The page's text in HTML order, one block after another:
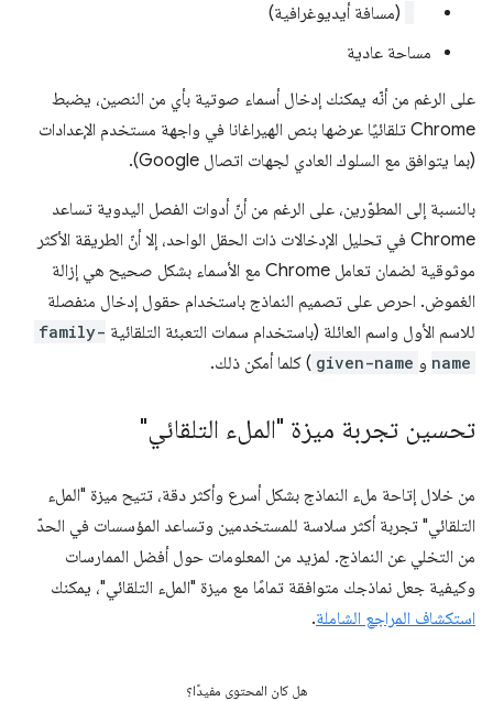
(مسافة أيديوغرافية)
مساحة عادية
على الرغم من أنّه يمكنك إدخال أسماء صوتية بأي من النصين، يضبط
Chrome تلقائيًا عرضها بنص الهيراغانا في واجهة مستخدم الإعدادات
(بما يتوافق مع السلوك العادي لجهات اتصال Google).
بالنسبة إلى المطوّرين، على الرغم من أنّ أدوات الفصل اليدوية تساعد
Chrome في تحليل الإدخالات ذات الحقل الواحد، إلا أنّ الطريقة الأكثر
موثوقية لضمان تعامل Chrome مع الأسماء بشكل صحيح هي إزالة
الغموض. احرص على تصميم النماذج باستخدام حقول إدخال منفصلة
للاسم الأول واسم العائلة (باستخدام سمات التعبئة التلقائية family-
name و given-name ) كلما أمكن ذلك.
تحسين تجربة ميزة "الملء التلقائي"
من خلال إتاحة ملء النماذج بشكل أسرع وأكثر دقة، تتيح ميزة "الملء
التلقائي" تجربة أكثر سلاسة للمستخدمين وتساعد المؤسسات في الحدّ
من التخلي عن النماذج. لمزيد من المعلومات حول أفضل الممارسات
وكيفية جعل نماذجك متوافقة تمامًا مع ميزة "الملء التلقائي"، يمكنك
استكشاف المراجع الشاملة.
هل كان المحتوى مفيدًا؟